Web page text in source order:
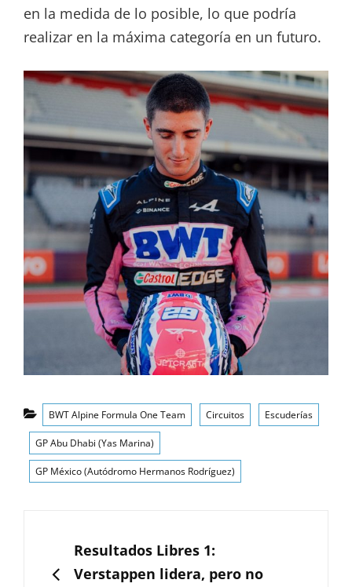
en la medida de lo posible, lo que podría
realizar en la máxima categoría en un futuro.
Categorías
BWT Alpine Formula One Team Circuitos Escuderías
GP Abu Dhabi (Yas Marina)
GP México (Autódromo Hermanos Rodríguez)
entradas
ANTERIOR
Resultados Libres 1:
Verstappen lidera, pero no